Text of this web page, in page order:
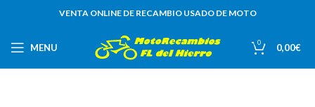
VENTA ONLINE DE RECAMBIO USADO DE MOTO
MENU 0 0,00€